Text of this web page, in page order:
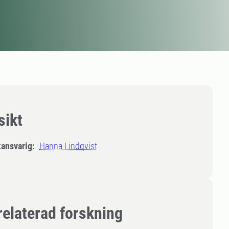
Hanna Lindqvist
forskning